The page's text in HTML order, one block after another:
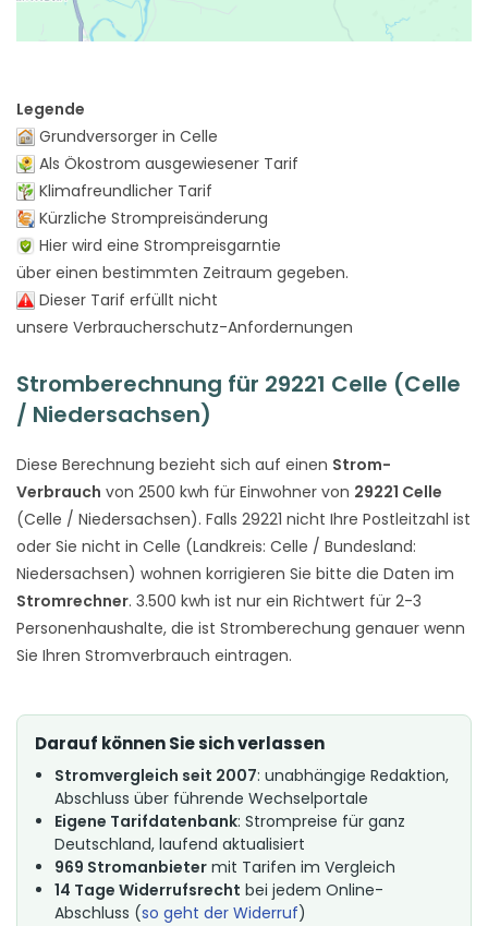
Legende
Grundversorger in Celle
Als Ökostrom ausgewiesener Tarif
Klimafreundlicher Tarif
Kürzliche Strompreisänderung
Hier wird eine Strompreisgarntie
über einen bestimmten Zeitraum gegeben.
Dieser Tarif erfüllt nicht
unsere Verbraucherschutz-Anfordernungen
Stromberechnung für 29221 Celle (Celle
/ Niedersachsen)
Diese Berechnung bezieht sich auf einen Strom-
Verbrauch von 2500 kwh für Einwohner von 29221 Celle
(Celle / Niedersachsen). Falls 29221 nicht Ihre Postleitzahl ist
oder Sie nicht in Celle (Landkreis: Celle / Bundesland:
Niedersachsen) wohnen korrigieren Sie bitte die Daten im
Stromrechner. 3.500 kwh ist nur ein Richtwert für 2-3
Personenhaushalte, die ist Stromberechung genauer wenn
Sie Ihren Stromverbrauch eintragen.
Darauf können Sie sich verlassen
Stromvergleich seit 2007: unabhängige Redaktion,
Abschluss über führende Wechselportale
Eigene Tarifdatenbank: Strompreise für ganz
Deutschland, laufend aktualisiert
969 Stromanbieter mit Tarifen im Vergleich
14 Tage Widerrufsrecht bei jedem Online-
Abschluss (so geht der Widerruf)